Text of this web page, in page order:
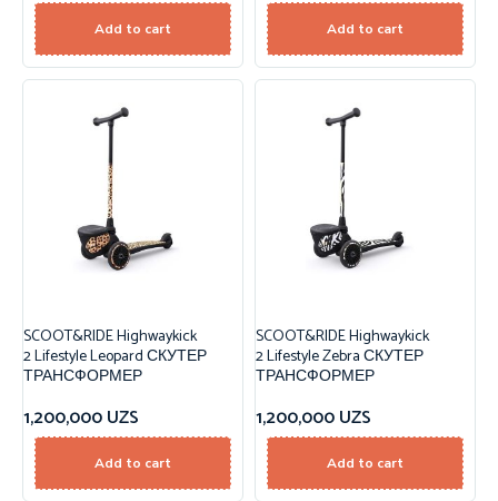
Add to cart Add to cart
SCOOT&RIDE Highwaykick
2 Lifestyle Leopard СКУТЕР
ТРАНСФОРМЕР
1,200,000UZS
Add to cart
SCOOT&RIDE Highwaykick
2 Lifestyle Zebra СКУТЕР
ТРАНСФОРМЕР
1,200,000UZS
Add to cart